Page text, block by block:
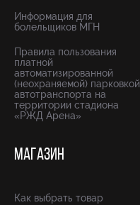
Информация для
болельщиков МГН
Правила пользования
платной
автоматизированной
(неохраняемой) парковкой
автотранспорта на
территории стадиона
«РЖД Арена»
МАГАЗИН
Как выбрать товар